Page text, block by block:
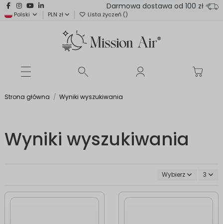
Darmowa dostawa od 100 zł
Polski PLN zł Lista życzeń ()
Strona główna Wyniki wyszukiwania
Wyniki wyszukiwania
Wybierz 3